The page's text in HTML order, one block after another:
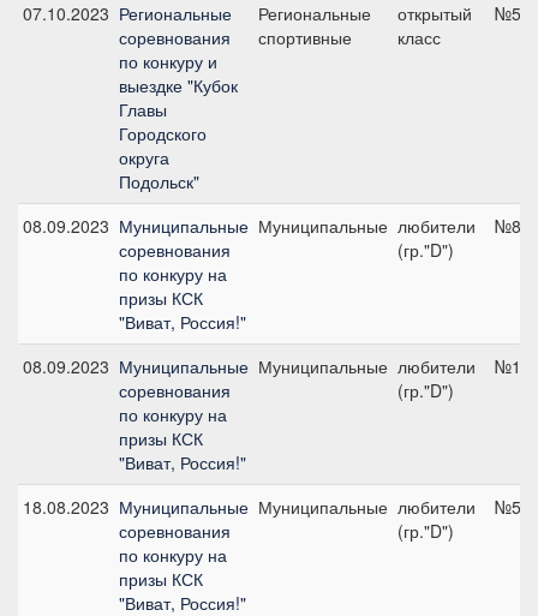
07.10.2023 Региональные
соревнования
по конкуру и
выездке "Кубок
Главы
Городского
округа
Подольск"
Региональные
спортивные
открытый
класс
№5б,
08.09.2023 Муниципальные
соревнования
по конкуру на
призы КСК
"Виват, Россия!"
Муниципальные любители
(гр."D")
№8,
08.09.2023 Муниципальные
соревнования
по конкуру на
призы КСК
"Виват, Россия!"
Муниципальные любители
(гр."D")
№12,
18.08.2023 Муниципальные
соревнования
по конкуру на
призы КСК
"Виват, Россия!"
Муниципальные любители
(гр."D")
№5,